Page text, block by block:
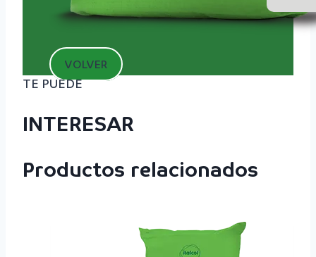
VOLVER
TE PUEDE
INTERESAR
Productos relacionados